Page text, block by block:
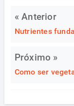
« Anterior
Nutrientes
Próximo »
Como ser